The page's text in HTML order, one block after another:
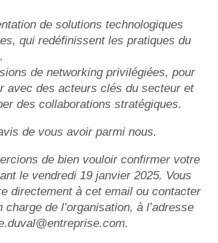
de solutions technologiques
qui redéfinissent les pratiques du
de networking privilégiées, pour
avec des acteurs clés du secteur et
des collaborations stratégiques.
de vous avoir parmi nous.
de bien vouloir confirmer votre
le vendredi 19 janvier 2025. Vous
directement à cet email ou contacter
de l’organisation, à l’adresse